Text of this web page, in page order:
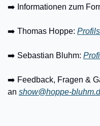
➡️ Informationen zum
➡️ Thomas Hoppe:
➡️ Sebastian Bluhm:
➡️ Feedback, Fragen &
an show@hoppe-